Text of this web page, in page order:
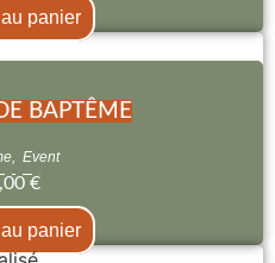
panier
BAPTÊME
, Event
€
panier